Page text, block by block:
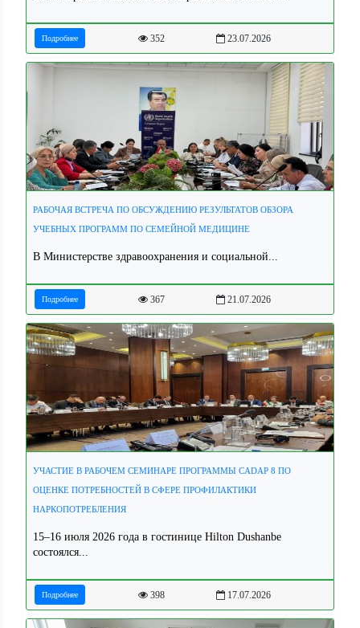
Подробнее 352 23.07.2026
РАБОЧАЯ ВСТРЕЧА ПО ОБСУЖДЕНИЮ РЕЗУЛЬТАТОВ ОБЗОРА
УЧЕБНЫХ ПРОГРАММ ПО СЕМЕЙНОЙ МЕДИЦИНЕ
В Министерстве здравоохранения и социальной...
Подробнее 367 21.07.2026
УЧАСТИЕ В РАБОЧЕМ СЕМИНАРЕ ПРОГРАММЫ CADAP 8 ПО
ОЦЕНКЕ ПОТРЕБНОСТЕЙ В СФЕРЕ ПРОФИЛАКТИКИ
НАРКОПОТРЕБЛЕНИЯ
15–16 июля 2026 года в гостинице Hilton Dushanbe
состоялся...
Подробнее 398 17.07.2026